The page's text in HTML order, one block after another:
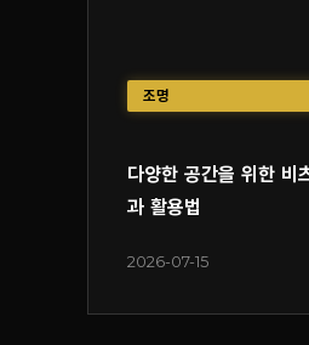
조명
다양한 공간을 위한 비
과 활용법
2026-07-15